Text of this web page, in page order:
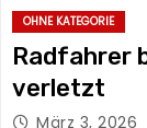
OHNE KATEGORIE
Radfahrer
verletzt
März 3, 2026